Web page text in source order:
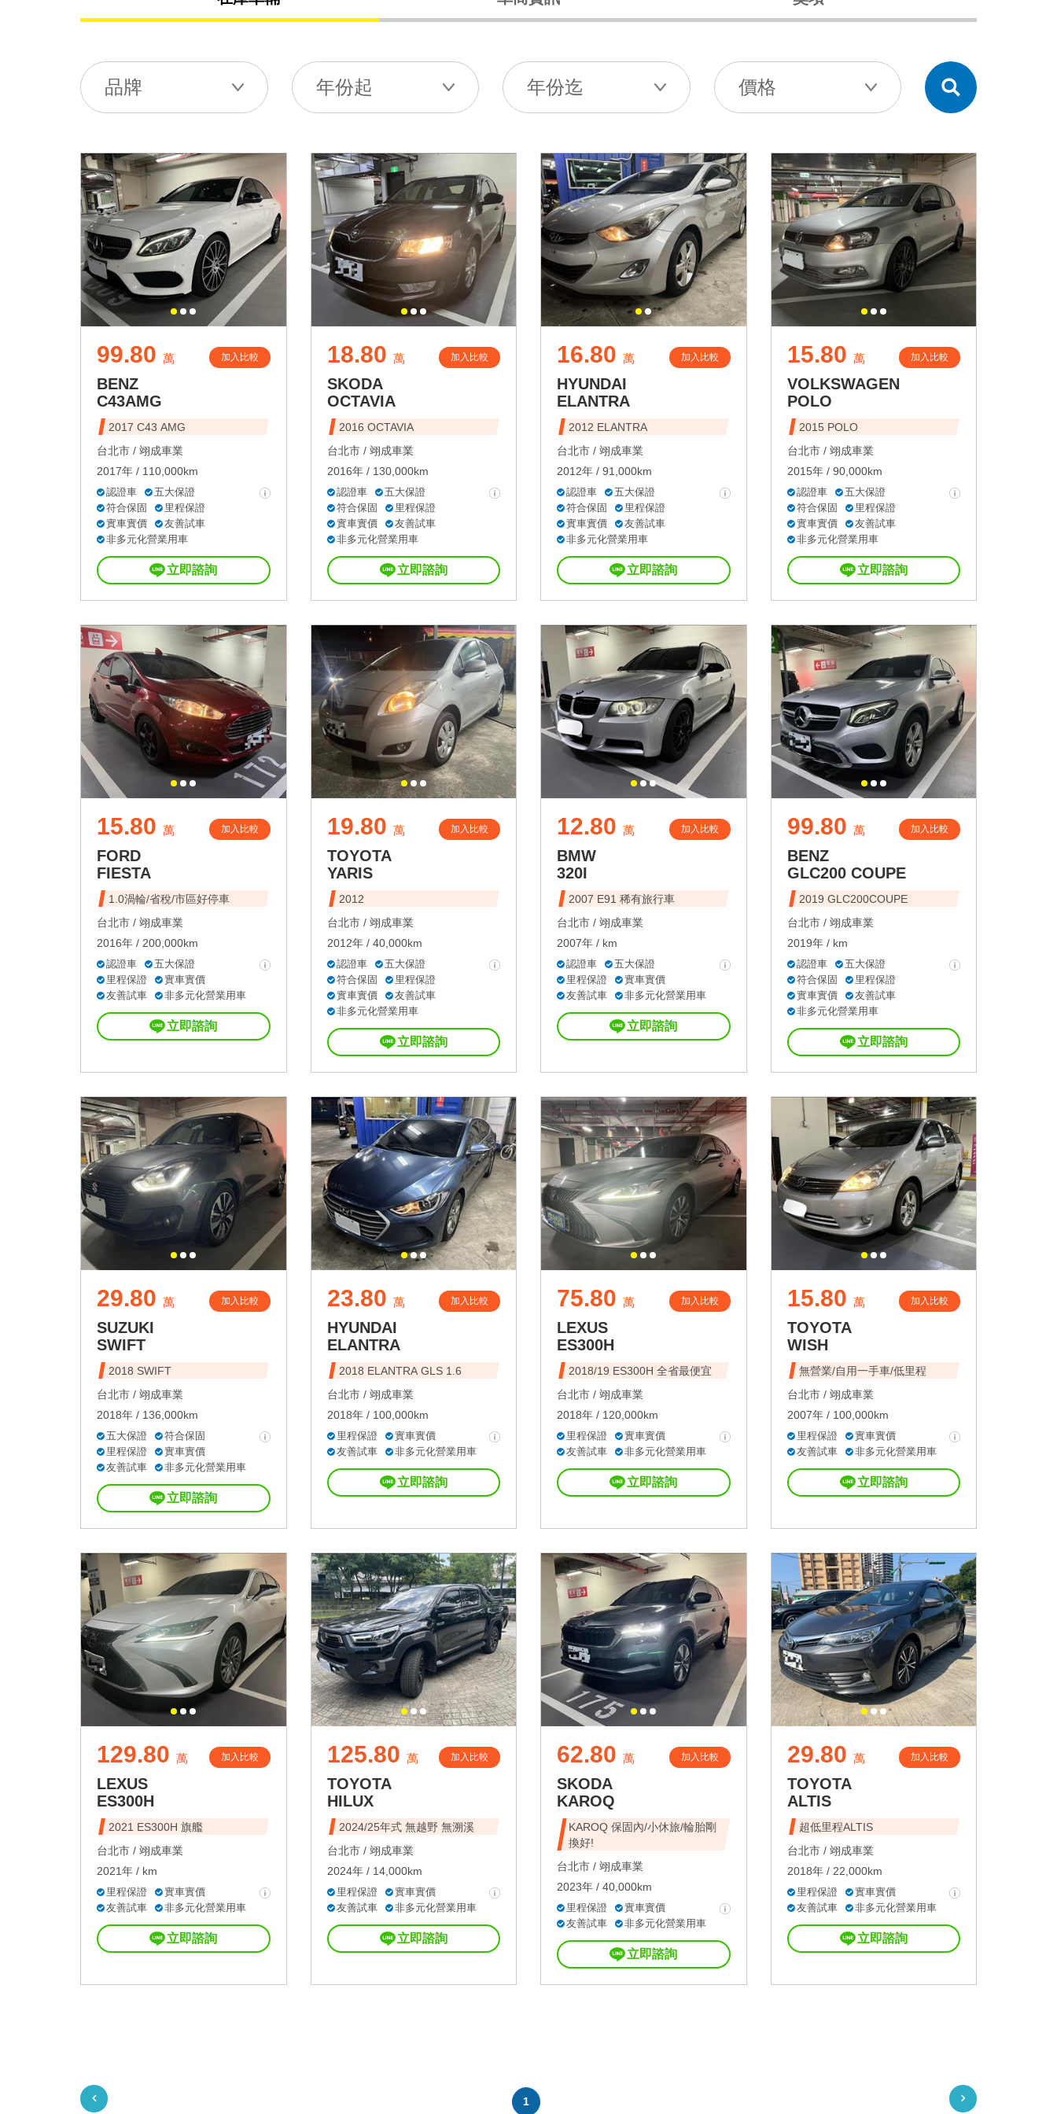
99.80 萬 加入比較
BENZ
C43AMG
2017 C43 AMG
台北市 / 翊成車業
2017年 / 110,000km
認證車
五大保證
符合保固
里程保證
實車實價
友善試車
非多元化營業用車
立即諮詢
18.80 萬 加入比較
SKODA
OCTAVIA
2016 OCTAVIA
台北市 / 翊成車業
2016年 / 130,000km
認證車
五大保證
符合保固
里程保證
實車實價
友善試車
非多元化營業用車
立即諮詢
16.80 萬 加入比較
HYUNDAI
ELANTRA
2012 ELANTRA
台北市 / 翊成車業
2012年 / 91,000km
認證車
五大保證
符合保固
里程保證
實車實價
友善試車
非多元化營業用車
立即諮詢
15.80 萬 加入比較
VOLKSWAGEN
POLO
2015 POLO
台北市 / 翊成車業
2015年 / 90,000km
認證車
五大保證
符合保固
里程保證
實車實價
友善試車
非多元化營業用車
立即諮詢
15.80 萬 加入比較
FORD
FIESTA
1.0渦輪/省稅/市區好停車
台北市 / 翊成車業
2016年 / 200,000km
認證車
五大保證
里程保證
實車實價
友善試車
非多元化營業用車
立即諮詢
19.80 萬 加入比較
TOYOTA
YARIS
2012
台北市 / 翊成車業
2012年 / 40,000km
認證車
五大保證
符合保固
里程保證
實車實價
友善試車
非多元化營業用車
立即諮詢
12.80 萬 加入比較
BMW
320I
2007 E91 稀有旅行車
台北市 / 翊成車業
2007年 / km
認證車
五大保證
里程保證
實車實價
友善試車
非多元化營業用車
立即諮詢
99.80 萬 加入比較
BENZ
GLC200 COUPE
2019 GLC200COUPE
台北市 / 翊成車業
2019年 / km
認證車
五大保證
符合保固
里程保證
實車實價
友善試車
非多元化營業用車
立即諮詢
29.80 萬 加入比較
SUZUKI
SWIFT
2018 SWIFT
台北市 / 翊成車業
2018年 / 136,000km
五大保證
符合保固
里程保證
實車實價
友善試車
非多元化營業用車
立即諮詢
23.80 萬 加入比較
HYUNDAI
ELANTRA
2018 ELANTRA GLS 1.6
台北市 / 翊成車業
2018年 / 100,000km
里程保證
實車實價
友善試車
非多元化營業用車
立即諮詢
75.80 萬 加入比較
LEXUS
ES300H
2018/19 ES300H 全省最便宜
台北市 / 翊成車業
2018年 / 120,000km
里程保證
實車實價
友善試車
非多元化營業用車
立即諮詢
15.80 萬 加入比較
TOYOTA
WISH
無營業/自用一手車/低里程
台北市 / 翊成車業
2007年 / 100,000km
里程保證
實車實價
友善試車
非多元化營業用車
立即諮詢
129.80 萬 加入比較
LEXUS
ES300H
2021 ES300H 旗艦
台北市 / 翊成車業
2021年 / km
里程保證
實車實價
友善試車
非多元化營業用車
立即諮詢
125.80 萬 加入比較
TOYOTA
HILUX
2024/25年式 無越野 無溯溪
台北市 / 翊成車業
2024年 / 14,000km
里程保證
實車實價
友善試車
非多元化營業用車
立即諮詢
62.80 萬 加入比較
SKODA
KAROQ
KAROQ 保固內/小休旅/輪胎剛
換好!
台北市 / 翊成車業
2023年 / 40,000km
里程保證
實車實價
友善試車
非多元化營業用車
立即諮詢
29.80 萬 加入比較
TOYOTA
ALTIS
超低里程ALTIS
台北市 / 翊成車業
2018年 / 22,000km
里程保證
實車實價
友善試車
非多元化營業用車
立即諮詢
1